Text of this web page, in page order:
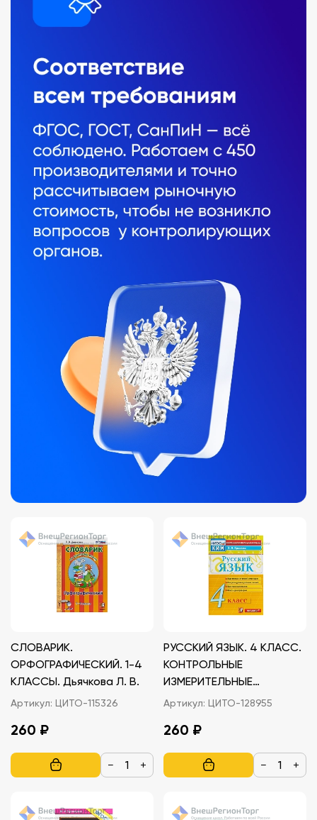
СЛОВАРИК.
ОРФОГРАФИЧЕСКИЙ. 1-4
КЛАССЫ. Дьячкова Л. В.
Артикул: ЦИТО-115326
260 ₽
− +
РУССКИЙ ЯЗЫК. 4 КЛАСС.
КОНТРОЛЬНЫЕ
ИЗМЕРИТЕЛЬНЫЕ
МАТЕРИАЛЫ
Артикул: ЦИТО-128955
260 ₽
− +